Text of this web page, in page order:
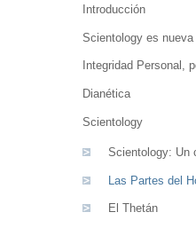
Introducción
Scientology es nueva
Integridad Personal,
Dianética
Scientology
Scientology: Un
Las Partes del
El Thetán